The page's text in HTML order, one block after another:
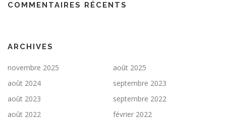
COMMENTAIRES RÉCENTS
ARCHIVES
novembre 2025
août 2025
août 2024
septembre 2023
août 2023
septembre 2022
août 2022
février 2022